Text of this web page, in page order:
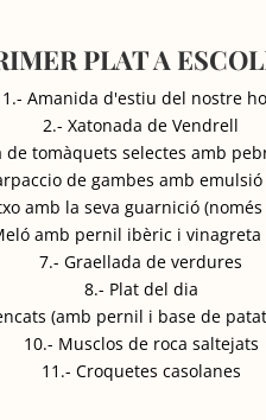
PLAT A
1.- Amanida d'estiu del nostre
2.- Xatonada de Vendrell
de tomàquets selectes amb
de gambes amb emulsió
amb la seva guarnició
amb pernil ibèric i
7.- Graellada de verdures
8.- Plat del dia
(amb pernil i base de
10.- Musclos de roca saltejats
11.- Croquetes casolanes